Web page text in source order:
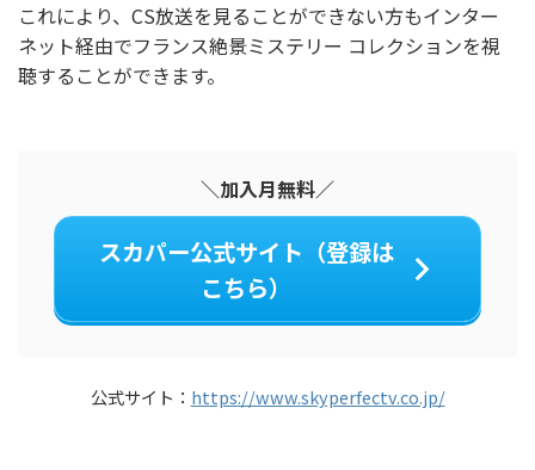
これにより、CS放送を見ることができない方もインター
ネット経由でフランス絶景ミステリー コレクションを視
聴することができます。
＼加入月無料／
スカパー公式サイト（登録は
こちら）
公式サイト： https://www.skyperfectv.co.jp/